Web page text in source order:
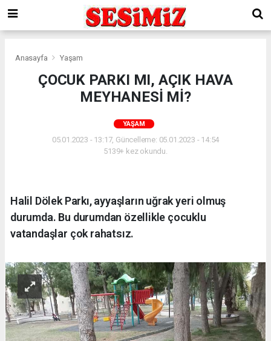
Anasayfa Yaşam
ÇOCUK PARKI MI, AÇIK HAVA
MEYHANESİ Mİ?
YAŞAM
05.01.2023 - 13:17, Güncelleme: 05.01.2023 - 14:54
5139+ kez okundu.
Halil Dölek Parkı, ayyaşların uğrak yeri olmuş
durumda. Bu durumdan özellikle çocuklu
vatandaşlar çok rahatsız.